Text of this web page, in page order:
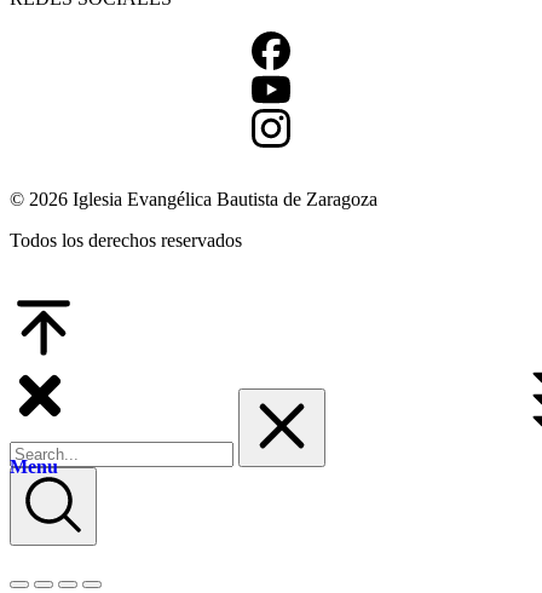
© 2026 Iglesia Evangélica Bautista de Zaragoza
Todos los derechos reservados
Menu